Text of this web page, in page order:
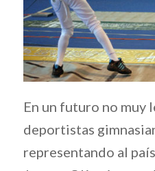
En un futuro no muy
deportistas
representando al